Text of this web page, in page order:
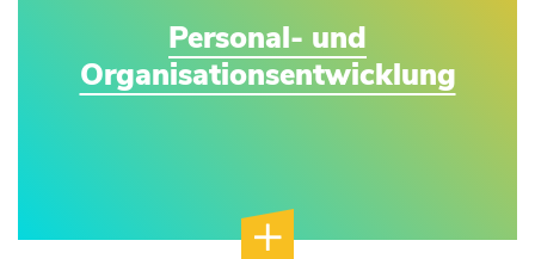
Personal- und
Organisationsentwicklung